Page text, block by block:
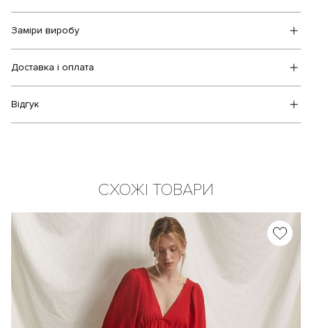
Заміри виробу
Доставка і оплата
Відгук
СХОЖІ ТОВАРИ